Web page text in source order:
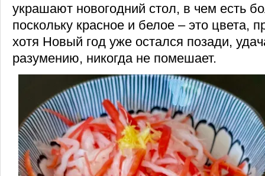
украшают новогодний стол, в чем есть
поскольку красное и белое – это цвета,
хотя Новый год уже остался позади,
разумению, никогда не помешает.